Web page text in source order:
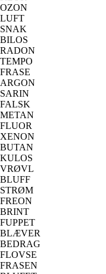
OZON
LUFT
SNAK
BILOS
RADON
TEMPO
FRASE
ARGON
SARIN
FALSK
METAN
FLUOR
XENON
BUTAN
KULOS
VRØVL
BLUFF
STRØM
FREON
BRINT
FUPPET
BLÆVER
BEDRAG
FLOVSE
FRASEN